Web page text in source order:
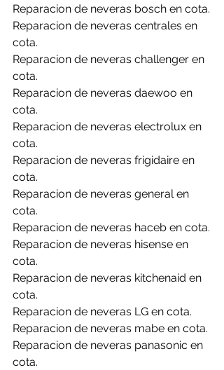
Reparacion de neveras bosch en cota.
Reparacion de neveras centrales en
cota.
Reparacion de neveras challenger en
cota.
Reparacion de neveras daewoo en
cota.
Reparacion de neveras electrolux en
cota.
Reparacion de neveras frigidaire en
cota.
Reparacion de neveras general en
cota.
Reparacion de neveras haceb en cota.
Reparacion de neveras hisense en
cota.
Reparacion de neveras kitchenaid en
cota.
Reparacion de neveras LG en cota.
Reparacion de neveras mabe en cota.
Reparacion de neveras panasonic en
cota.